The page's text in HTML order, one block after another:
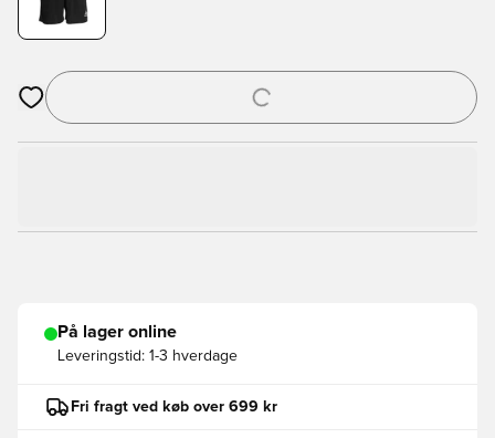
Åbner en Modal til at logge ind eller tilmelde dig som medlem
På lager online
Leveringstid: 1-3 hverdage
Fri fragt ved køb over 699 kr